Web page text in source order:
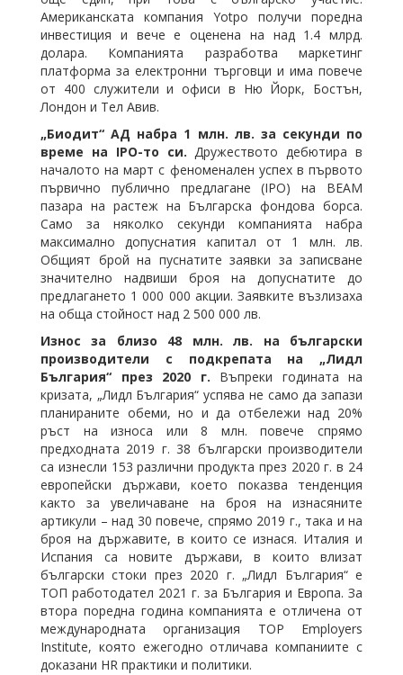
Американската компания Yotpo получи поредна
инвестиция и вече е оценена на над 1.4 млрд.
долара. Компанията разработва маркетинг
платформа за електронни търговци и има повече
от 400 служители и офиси в Ню Йорк, Бостън,
Лондон и Тел Авив.
„Биодит“ АД набра 1 млн. лв. за секунди по
време на IPO-то си.Дружеството дебютира в
началото на март с феноменален успех в първото
първично публично предлагане (IPO) на BEAM
пазара на растеж на Българска фондова борса.
Само за няколко секунди компанията набра
максимално допуснатия капитал от 1 млн. лв.
Общият брой на пуснатите заявки за записване
значително надвиши броя на допуснатите до
предлагането 1 000 000 акции. Заявките възлизаха
на обща стойност над 2 500 000 лв.
Износ за близо 48 млн. лв. на български
производители с подкрепата на „Лидл
България“ през 2020 г. Въпреки годината на
кризата, „Лидл България“ успява не само да запази
планираните обеми, но и да отбележи над 20%
ръст на износа или 8 млн. повече спрямо
предходната 2019 г. 38 български производители
са изнесли 153 различни продукта през 2020 г. в 24
европейски държави, което показва тенденция
както за увеличаване на броя на изнасяните
артикули – над 30 повече, спрямо 2019 г., така и на
броя на държавите, в които се изнася. Италия и
Испания са новите държави, в които влизат
български стоки през 2020 г. „Лидл България“ е
ТОП работодател 2021 г. за България и Европа. За
втора поредна година компанията е отличена от
международната организация TOP Employers
Institute, която ежегодно отличава компаниите с
доказани HR практики и политики.